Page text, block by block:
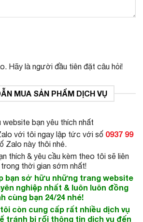
Hãy là người đầu tiên đặt câu hỏi!
MUA SẢN PHẨM DỊCH VỤ
website bạn yêu thích nhất
với tôi ngay lập tức với số 0937 99
Zalo này thôi nhé.
thích & yêu cầu kèm theo tôi sẽ liên
thời gian sớm nhất!
bạn sở hữu những trang website
nghiệp nhất & luôn luôn đồng
cùng bạn 24/24 nhé!
còn cung cấp rất nhiều dịch vụ
tránh bị rối thông tin dịch vụ đến